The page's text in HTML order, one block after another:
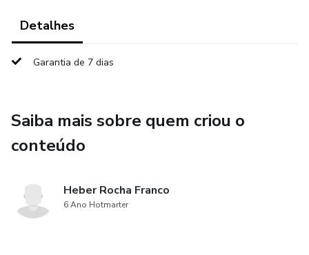
Detalhes
Garantia de 7 dias
Saiba mais sobre quem criou o
conteúdo
Heber Rocha Franco
6 Ano Hotmarter